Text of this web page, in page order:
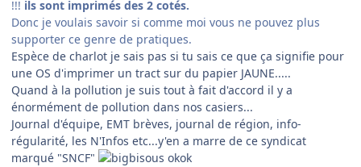
!!! ils sont imprimés des 2 cotés.
Donc je voulais savoir si comme moi vous ne pouvez plus
supporter ce genre de pratiques.
Espèce de charlot je sais pas si tu sais ce que ça signifie pour
une OS d'imprimer un tract sur du papier JAUNE.....
Quand à la pollution je suis tout à fait d'accord il y a
énormément de pollution dans nos casiers...
Journal d'équipe, EMT brèves, journal de région, info-
régularité, les N'Infos etc...y'en a marre de ce syndicat
marqué "SNCF"
okok